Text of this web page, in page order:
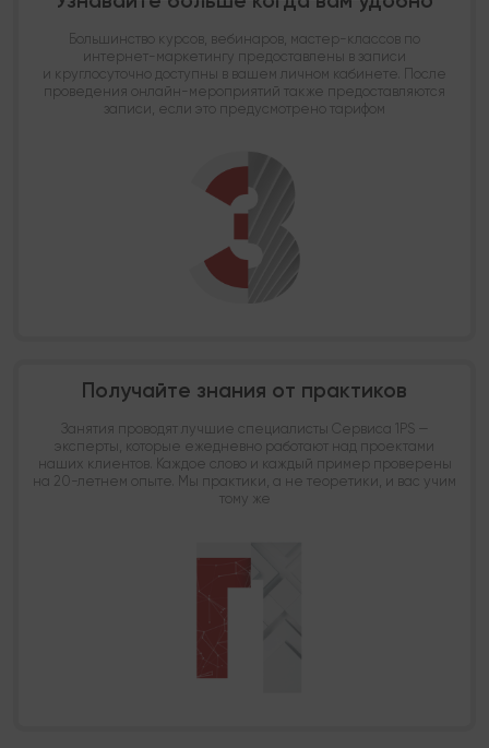
Большинство курсов, вебинаров, мастер-классов по
интернет-маркетингу предоставлены в записи
и круглосуточно доступны в вашем личном кабинете. После
проведения онлайн-мероприятий также предоставляются
записи, если это предусмотрено тарифом
Получайте знания от практиков
Занятия проводят лучшие специалисты Сервиса 1PS —
эксперты, которые ежедневно работают над проектами
наших клиентов. Каждое слово и каждый пример проверены
на 20-летнем опыте. Мы практики, а не теоретики, и вас учим
тому же